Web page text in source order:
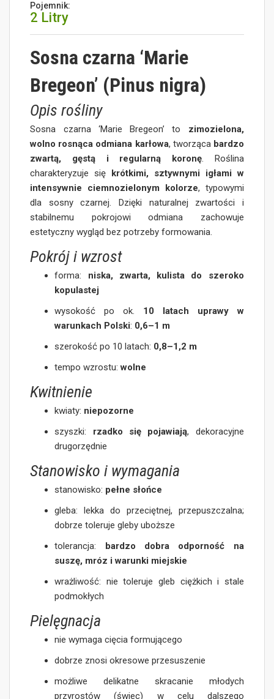
Pojemnik:
2 Litry
Sosna czarna ‘Marie
Bregeon’ (Pinus nigra)
Opis rośliny
Sosna czarna ‘Marie Bregeon’ to zimozielona,
wolno rosnąca odmiana karłowa, tworząca bardzo
zwartą, gęstą i regularną koronę. Roślina
charakteryzuje się
krótkimi, sztywnymi igłami w
intensywnie ciemnozielonym kolorze, typowymi
dla sosny czarnej. Dzięki naturalnej zwartości i
stabilnemu pokrojowi odmiana zachowuje
estetyczny wygląd bez potrzeby formowania.
Pokrój i wzrost
forma: niska, zwarta, kulista do szeroko
kopulastej
wysokość po ok. 10 latach uprawy w
warunkach Polski: 0,6–1 m
szerokość po 10 latach: 0,8–1,2 m
tempo wzrostu:wolne
Kwitnienie
kwiaty: niepozorne
szyszki: rzadko się pojawiają, dekoracyjne
drugorzędnie
Stanowisko i wymagania
stanowisko: pełne słońce
gleba: lekka do przeciętnej, przepuszczalna;
dobrze toleruje gleby uboższe
tolerancja:
bardzo dobra odporność na
suszę, mróz i warunki miejskie
wrażliwość: nie toleruje gleb ciężkich i stale
podmokłych
Pielęgnacja
nie wymaga cięcia formującego
dobrze znosi okresowe przesuszenie
możliwe delikatne skracanie młodych
przyrostów (świec) w celu dalszego